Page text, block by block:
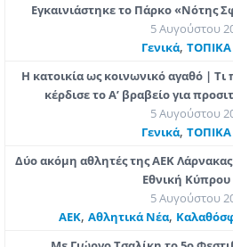
Εγκαινιάστηκε το Πάρκο «Νότης
5 Αυγούστου
Γενικά,
Η κατοικία ως κοινωνικό αγαθό |
κέρδισε το Α’ βραβείο για
5 Αυγούστου
Γενικά,
Δύο ακόμη αθλητές της ΑΕΚ
Εθνική Κύπρου
5 Αυγούστου
ΑΕΚ, Αθλητικά Νέα,